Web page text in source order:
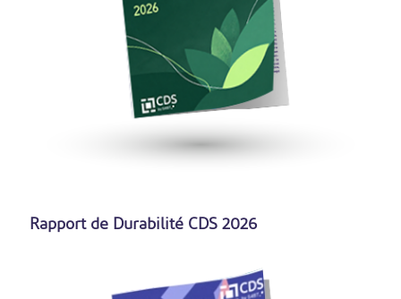
Rapport de Durabilité CDS 2026